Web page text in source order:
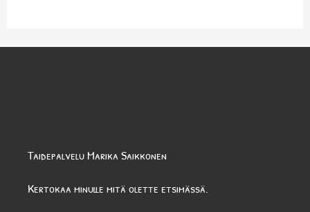
Taidepalvelu Marika Saikkonen
Kertokaa minulle mitä olette etsimässä.